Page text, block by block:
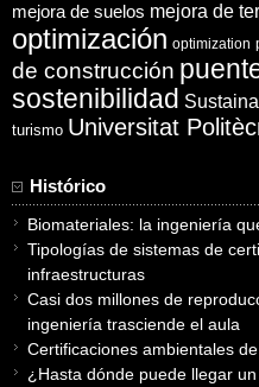
mejora de suelos mejora de
optimización optimization
de construcción
sostenibilidad
turismo Universitat
Histórico
Biomateriales: la ingeniería
Tipologías de sistemas de
infraestructuras
Casi dos millones de
ingeniería trasciende el aula
Certificaciones ambientales
¿Hasta dónde puede llegar